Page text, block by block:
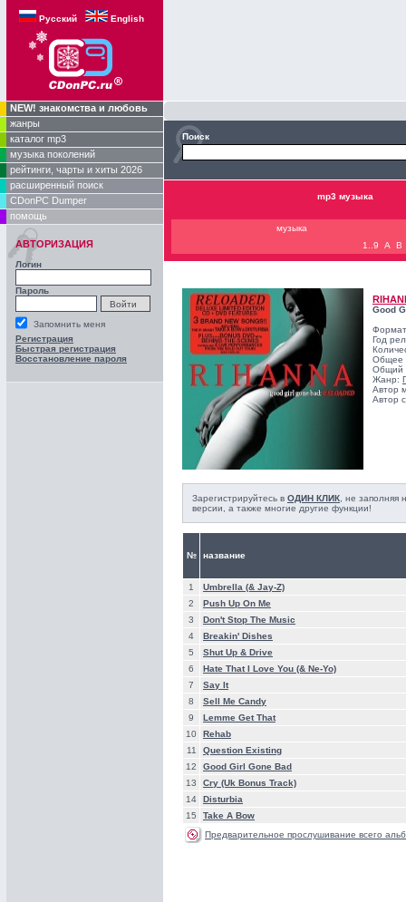
Русский English
NEW! знакомства и любовь
жанры
каталог mp3
музыка поколений
рейтинги, чарты и хиты 2026
расширенный поиск
CDonPC Dumper
помощь
АВТОРИЗАЦИЯ
Логин
Пароль
Запомнить меня
Регистрация
Быстрая регистрация
Восстановление пароля
Поиск
mp3 музыка
музыка
1..9
A B
Good
Год
Общее
Общий
Жанр:
Автор
Автор
Зарегистрируйтесь в ОДИН КЛИК , не
версии, а также многие другие функции!
№ название
1
Umbrella (& Jay-Z)
2
Push Up On Me
3
Don't Stop The Music
4
Breakin' Dishes
5
Shut Up & Drive
6
Hate That I Love You (& Ne-Yo)
7
Say It
8
Sell Me Candy
9
Lemme Get That
10
Rehab
11
Question Existing
12
Good Girl Gone Bad
13
Cry (Uk Bonus Track)
14
Disturbia
15
Take A Bow
Предварительное прослушивание всего